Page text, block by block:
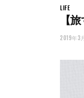
LIFE
【
2019年3